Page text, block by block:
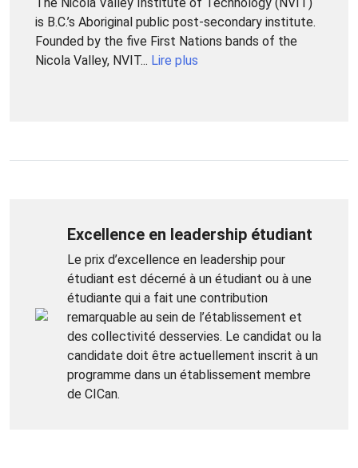
is B.C.’s Aboriginal public post-secondary institute.
Founded by the five First Nations bands of the
Nicola Valley, NVIT... Lire plus
Excellence en leadership étudiant
Le prix d’excellence en leadership pour
étudiant est décerné à un étudiant ou à une
étudiante qui a fait une contribution
remarquable au sein de l’établissement et
des collectivité desservies. Le candidat ou la
candidate doit être actuellement inscrit à un
programme dans un établissement membre
de CICan.